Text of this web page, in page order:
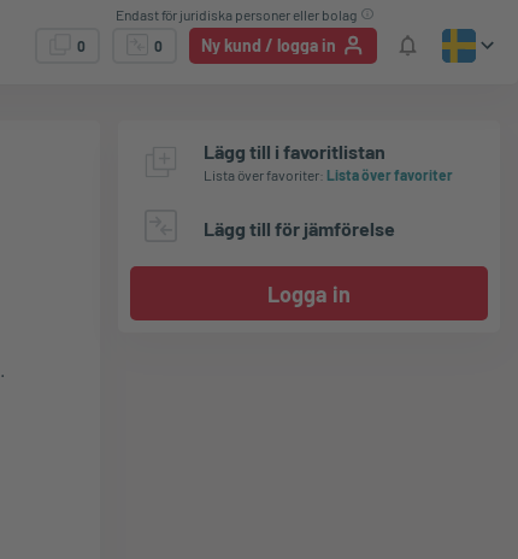
0 0 Ny kund / logga in
Endast för juridiska personer eller bolag
Lägg till i favoritlistan
Lista över favoriter: Lista över favoriter
Lägg till för jämförelse
Logga in